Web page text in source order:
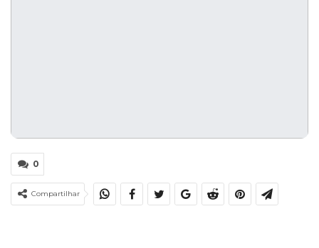
0
Compartilhar